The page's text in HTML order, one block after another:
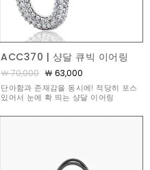
ACC370 | 샹달 큐빅 이어링
￦ 70,000 ￦ 63,000
단아함과 존재감을 동시에! 적당히 포스
있어서 눈에 확 띄는 샹달 이어링